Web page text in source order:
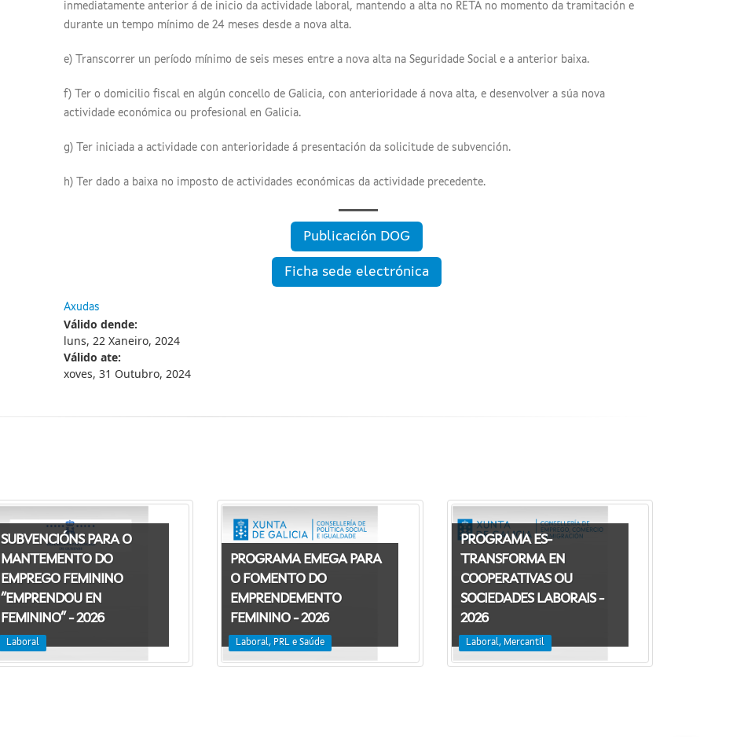
inmediatamente anterior á de inicio da actividade laboral, mantendo a alta no RETA no momento da tramitación e
durante un tempo mínimo de 24 meses desde a nova alta.
e) Transcorrer un período mínimo de seis meses entre a nova alta na Seguridade Social e a anterior baixa.
f) Ter o domicilio fiscal en algún concello de Galicia, con anterioridade á nova alta, e desenvolver a súa nova
actividade económica ou profesional en Galicia.
g) Ter iniciada a actividade con anterioridade á presentación da solicitude de subvención.
h) Ter dado a baixa no imposto de actividades económicas da actividade precedente.
Publicación DOG
Ficha sede electrónica
Axudas
Válido dende:
luns, 22 Xaneiro, 2024
Válido ate:
xoves, 31 Outubro, 2024
SUBVENCIÓNS PARA O
MANTEMENTO DO
EMPREGO FEMININO
“EMPRENDOU EN
FEMININO” - 2026
Laboral
PROGRAMA EMEGA PARA
O FOMENTO DO
EMPRENDEMENTO
FEMININO - 2026
Laboral, PRL e Saúde
PROGRAMA ES-
TRANSFORMA EN
COOPERATIVAS OU
SOCIEDADES LABORAIS -
2026
Laboral, Mercantil